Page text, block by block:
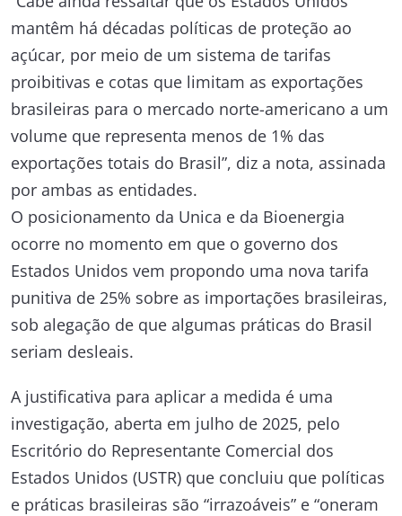
mantêm há décadas políticas de proteção ao
açúcar, por meio de um sistema de tarifas
proibitivas e cotas que limitam as exportações
brasileiras para o mercado norte-americano a um
volume que representa menos de 1% das
exportações totais do Brasil”, diz a nota, assinada
por ambas as entidades.
O posicionamento da Unica e da Bioenergia
ocorre no momento em que o governo dos
Estados Unidos vem propondo uma nova tarifa
punitiva de 25% sobre as importações brasileiras,
sob alegação de que algumas práticas do Brasil
seriam desleais.
A justificativa para aplicar a medida é uma
investigação, aberta em julho de 2025, pelo
Escritório do Representante Comercial dos
Estados Unidos (USTR) que concluiu que políticas
e práticas brasileiras são “irrazoáveis” e “oneram